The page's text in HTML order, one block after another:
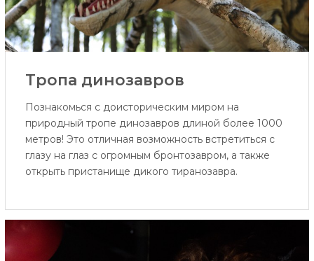
Тропа динозаврoв
Познакомься с доисторическим миром на
природный тропе динозавров длиной более 1000
метров! Это отличная возможность встретиться с
глазу на глаз с огромным бронтозавром, а также
открыть пристанище дикого тиранозавра.